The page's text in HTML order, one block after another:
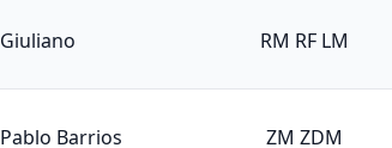
Giuliano RM RF LM
Pablo Barrios ZM ZDM